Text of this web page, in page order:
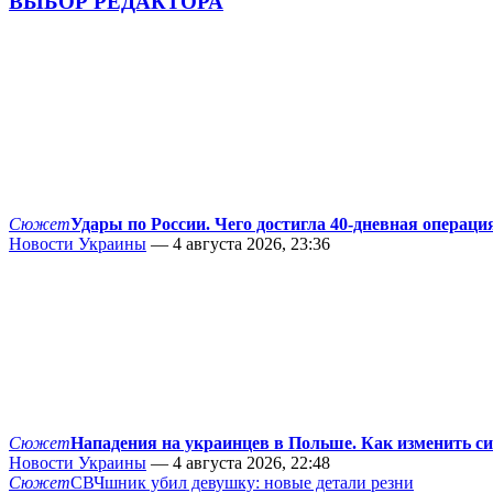
СюжетУдары по России. Чего достигла 40-дневная
Новости Украины — 4 августа 2026, 23:36
СюжетНападения на украинцев в Польше. Как изменить
Новости Украины — 4 августа 2026, 22:48
СюжетСВЧшник убил девушку: новые детали резни